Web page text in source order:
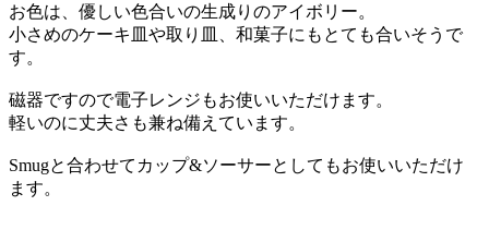
お色は、優しい色合いの生成りのアイボリー。
小さめのケーキ皿や取り皿、和菓子にもとても合いそうで
す。
磁器ですので電子レンジもお使いいただけます。
軽いのに丈夫さも兼ね備えています。
Smugと合わせてカップ&ソーサーとしてもお使いいただけ
ます。